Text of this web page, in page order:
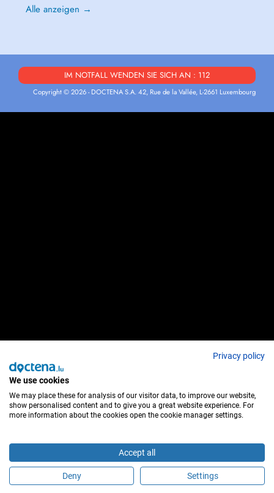
Sind Sie dieser Behandler?
Alle anzeigen →
IM NOTFALL WENDEN SIE SICH AN : 112
Copyright © 2026 - DOCTENA S.A. 42, Rue de la Vallée, L-2661 Luxembourg
Privacy policy
We use cookies
We may place these for analysis of our visitor data, to improve our website,
show personalised content and to give you a great website experience. For
more information about the cookies open the cookie manager settings.
Accept all
Deny Settings